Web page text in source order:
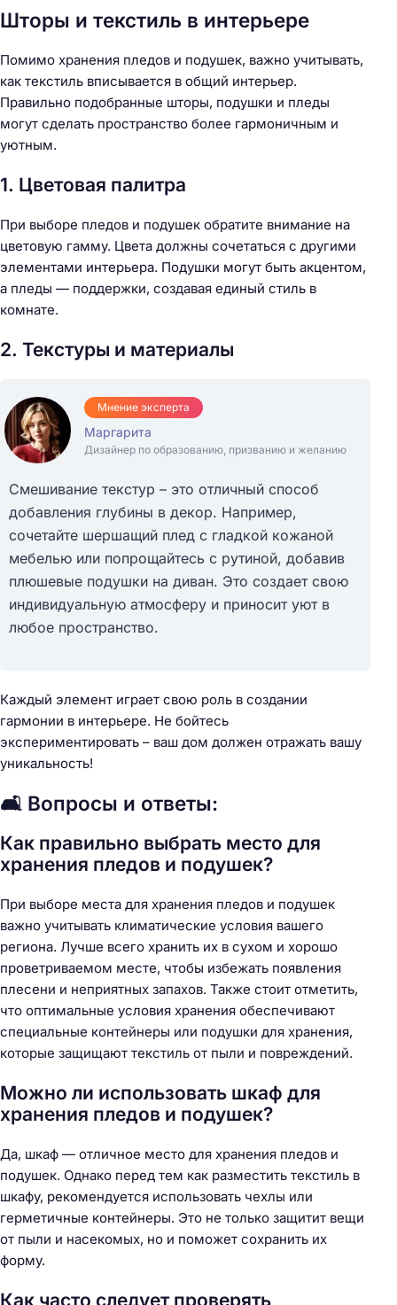
Шторы и текстиль в интерьере
Помимо хранения пледов и подушек, важно учитывать,
как текстиль вписывается в общий интерьер.
Правильно подобранные шторы, подушки и пледы
могут сделать пространство более гармоничным и
уютным.
1. Цветовая палитра
При выборе пледов и подушек обратите внимание на
цветовую гамму. Цвета должны сочетаться с другими
элементами интерьера. Подушки могут быть акцентом,
а пледы — поддержки, создавая единый стиль в
комнате.
2. Текстуры и материалы
Мнение эксперта
Маргарита
Дизайнер по образованию, призванию и желанию
Смешивание текстур – это отличный способ
добавления глубины в декор. Например,
сочетайте шершащий плед с гладкой кожаной
мебелью или попрощайтесь с рутиной, добавив
плюшевые подушки на диван. Это создает свою
индивидуальную атмосферу и приносит уют в
любое пространство.
Каждый элемент играет свою роль в создании
гармонии в интерьере. Не бойтесь
экспериментировать – ваш дом должен отражать вашу
уникальность!
🛋️ Вопросы и ответы:
Как правильно выбрать место для
хранения пледов и подушек?
При выборе места для хранения пледов и подушек
важно учитывать климатические условия вашего
региона. Лучше всего хранить их в сухом и хорошо
проветриваемом месте, чтобы избежать появления
плесени и неприятных запахов. Также стоит отметить,
что оптимальные условия хранения обеспечивают
специальные контейнеры или подушки для хранения,
которые защищают текстиль от пыли и повреждений.
Можно ли использовать шкаф для
хранения пледов и подушек?
Да, шкаф — отличное место для хранения пледов и
подушек. Однако перед тем как разместить текстиль в
шкафу, рекомендуется использовать чехлы или
герметичные контейнеры. Это не только защитит вещи
от пыли и насекомых, но и поможет сохранить их
форму.
Как часто следует проверять
Н
а
й
т
и